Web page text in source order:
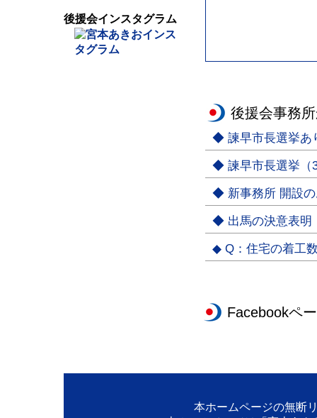
後援会インスタグラム
後援会事務
◆ 諫早市長選挙あ
◆ 諫早市長選挙（
◆ 新事務所 開設
◆ 出馬の決意表明
◆ Q：住宅の着工
Facebookペ
本ホームページの無断